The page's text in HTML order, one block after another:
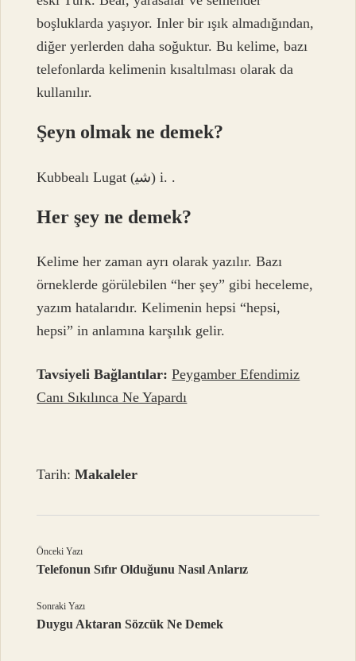
boşluklarda yaşıyor. Inler bir ışık almadığından,
diğer yerlerden daha soğuktur. Bu kelime, bazı
telefonlarda kelimenin kısaltılması olarak da
kullanılır.
Şeyn olmak ne demek?
Kubbealı Lugat (ﺷﻴ) i. .
Her şey ne demek?
Kelime her zaman ayrı olarak yazılır. Bazı
örneklerde görülebilen “her şey” gibi heceleme,
yazım hatalarıdır. Kelimenin hepsi “hepsi,
hepsi” in anlamına karşılık gelir.
Tavsiyeli Bağlantılar: Peygamber Efendimiz
Canı Sıkılınca Ne Yapardı
Tarih:Makaleler
Önceki Yazı
Telefonun Sıfır Olduğunu Nasıl Anlarız
Sonraki Yazı
Duygu Aktaran Sözcük Ne Demek